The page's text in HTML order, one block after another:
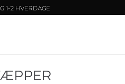
1-2 HVERDAGE